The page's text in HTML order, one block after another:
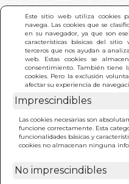
Este sitio web utiliza cookies
navega. Las cookies que se
en su navegador, ya que son
características básicas del
terceros que nos ayudan a
web. Estas cookies se
consentimiento. También tiene
cookies. Pero la exclusión
afectar su experiencia de
Imprescindibles
Las cookies necesarias son
funcione correctamente. Esta
funcionalidades básicas y
cookies no almacenan ninguna
No imprescindibles
INICIO > CAIDA. LA